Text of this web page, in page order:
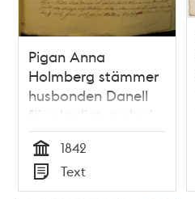
Pigan Anna
Holmberg stämmer
husbonden Danell
för olagligt avsked -
rättsfall 1842
Tid
1842
Typ
Text